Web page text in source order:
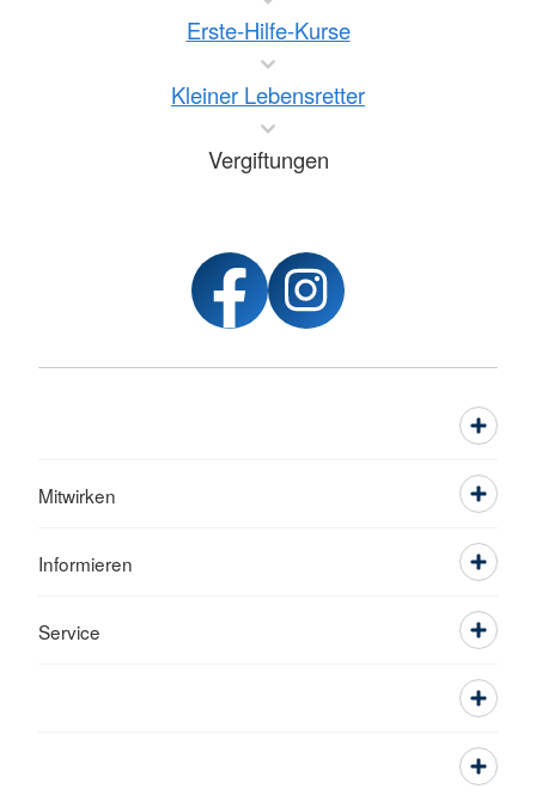
Erste-Hilfe-Kurse
Kleiner Lebensretter
Vergiftungen
Mitwirken
Informieren
Service